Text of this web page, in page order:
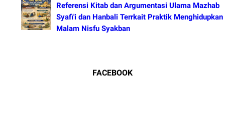
Referensi Kitab dan Argumentasi Ulama Mazhab
Syafi'i dan Hanbali Terrkait Praktik Menghidupkan
Malam Nisfu Syakban
FACEBOOK